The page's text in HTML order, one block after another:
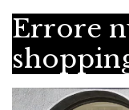
Errore